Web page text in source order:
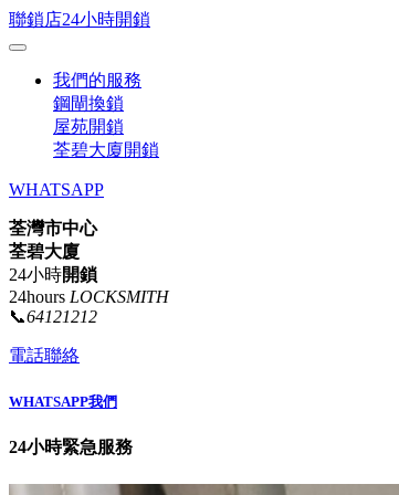
聯鎖店24小時開鎖
我們的服務
鋼閘換鎖
屋苑開鎖
荃碧大廈開鎖
WHATSAPP
荃灣市中心
荃碧大廈
24小時開鎖
24hours LOCKSMITH
📞64121212
電話聯絡
WHATSAPP我們
24小時緊急服務